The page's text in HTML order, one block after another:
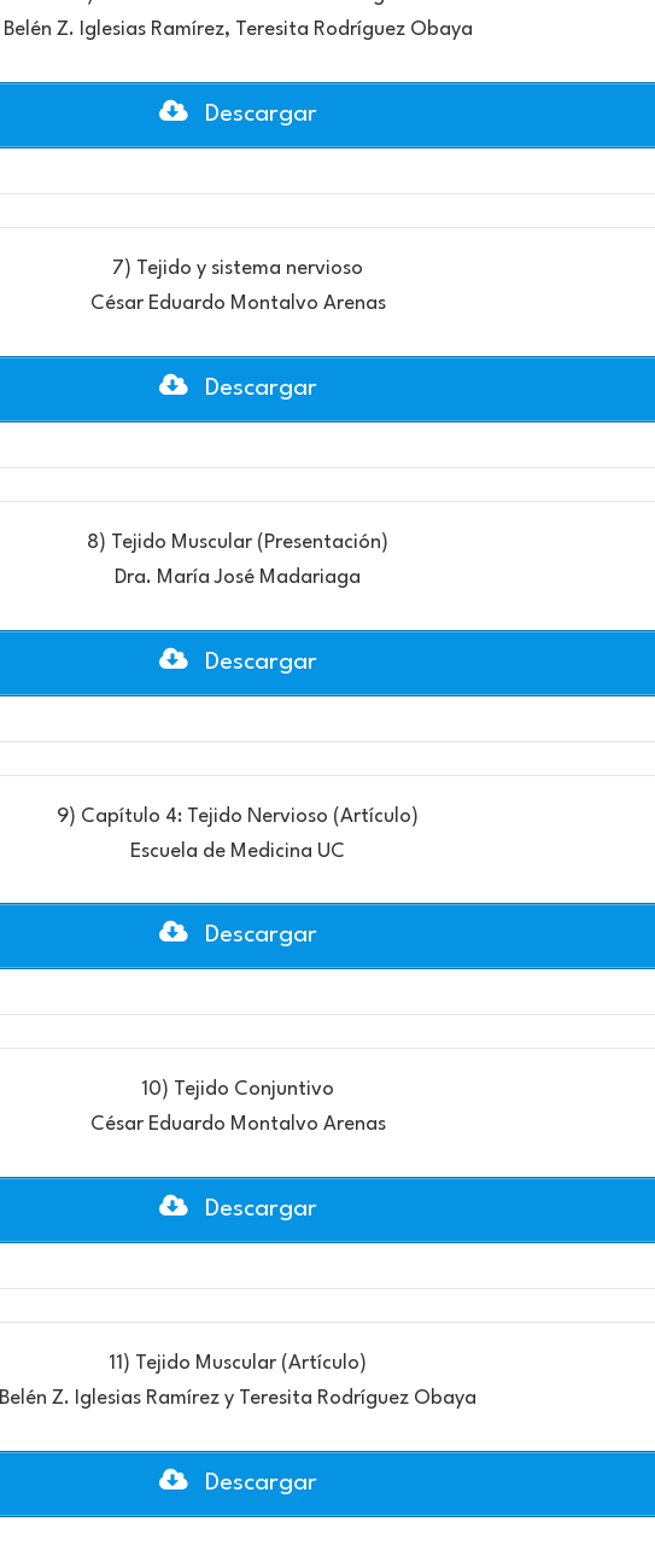
Belén Z. Iglesias Ramírez, Teresita Rodríguez Obaya
Descargar
7) Tejido y sistema nervioso
César Eduardo Montalvo Arenas
Descargar
8) Tejido Muscular (Presentación)
Dra. María José Madariaga
Descargar
9) Capítulo 4: Tejido Nervioso (Artículo)
Escuela de Medicina UC
Descargar
10) Tejido Conjuntivo
César Eduardo Montalvo Arenas
Descargar
11) Tejido Muscular (Artículo)
Belén Z. Iglesias Ramírez y Teresita Rodríguez Obaya
Descargar